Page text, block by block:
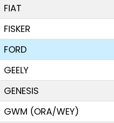
FIAT
FISKER
FORD
GEELY
GENESIS
GWM (ORA/WEY)